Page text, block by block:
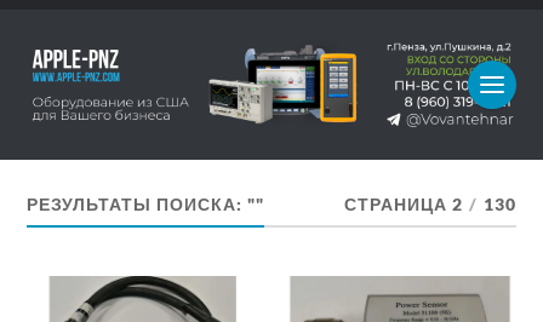
РЕЗУЛЬТАТЫ ПОИСКА: "" СТРАНИЦА 2 / 130